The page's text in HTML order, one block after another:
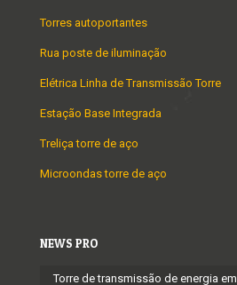
Torres autoportantes
Rua poste de iluminação
Elétrica Linha de Transmissão Torre
Estação Base Integrada
Treliça torre de aço
Microondas torre de aço
NEWS PRO
Torre de transmissão de energia em